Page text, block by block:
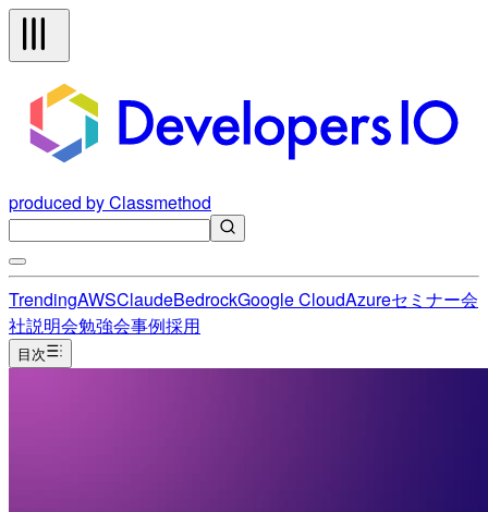
produced by Classmethod
TrendingAWSClaudeBedrockGoogle CloudAzureセミナー会
社説明会勉強会事例採用
目次